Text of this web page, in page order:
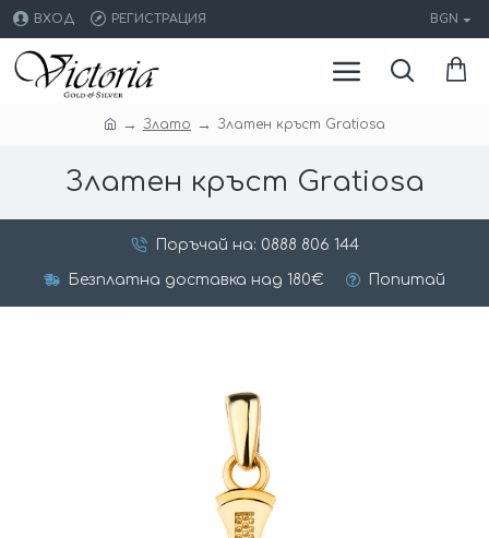
ВХОД РЕГИСТРАЦИЯ BGN
Злато Златен кръст Gratiosa
Златен кръст Gratiosa
Поръчай на: 0888 806 144
Безплатна доставка над 180€ Попитай